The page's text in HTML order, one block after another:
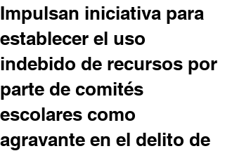
Impulsan iniciativa para
establecer el uso
indebido de recursos por
parte de comités
escolares como
agravante en el delito de